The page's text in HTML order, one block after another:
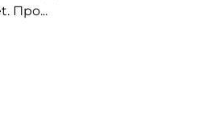
Про...